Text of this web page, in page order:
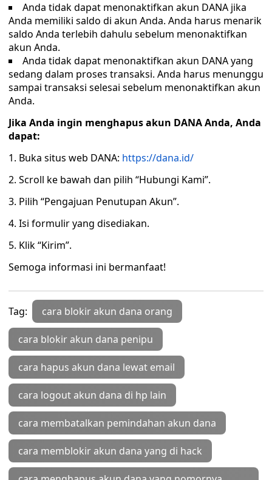
Anda tidak dapat menonaktifkan akun DANA jika
Anda memiliki saldo di akun Anda. Anda harus menarik
saldo Anda terlebih dahulu sebelum menonaktifkan
akun Anda.
Anda tidak dapat menonaktifkan akun DANA yang
sedang dalam proses transaksi. Anda harus menunggu
sampai transaksi selesai sebelum menonaktifkan akun
Anda.
Jika Anda ingin menghapus akun DANA Anda, Anda
dapat:
1. Buka situs web DANA: https://dana.id/
2. Scroll ke bawah dan pilih “Hubungi Kami”.
3. Pilih “Pengajuan Penutupan Akun”.
4. Isi formulir yang disediakan.
5. Klik “Kirim”.
Semoga informasi ini bermanfaat!
Tag: cara blokir akun dana orang
cara blokir akun dana penipu
cara hapus akun dana lewat email
cara logout akun dana di hp lain
cara membatalkan pemindahan akun dana
cara memblokir akun dana yang di hack